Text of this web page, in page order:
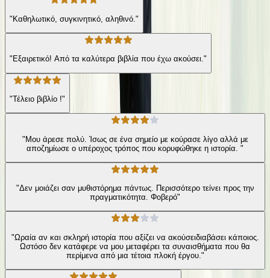
"Καθηλωτικό, συγκινητικό, αληθινό."
"Εξαιρετικό! Από τα καλύτερα βιβλία που έχω ακούσει."
"Τέλειο βιβλίο !"
"Μου άρεσε πολύ. Ίσως σε ένα σημείο με κούρασε λίγο αλλά με
αποζημίωσε ο υπέροχος τρόπος που κορυφώθηκε η ιστορία. "
"Δεν μοιάζει σαν μυθιστόρημα πάντως. Περισσότερο τείνει προς την
πραγματικότητα. Φοβερό"
"Ωραία αν και σκληρή ιστορία που αξίζει να ακούσειδιαβάσει κάποιος.
Ωστόσο δεν κατάφερε να μου μεταφέρει τα συναισθήματα που θα
περίμενα από μια τέτοια πλοκή έργου."